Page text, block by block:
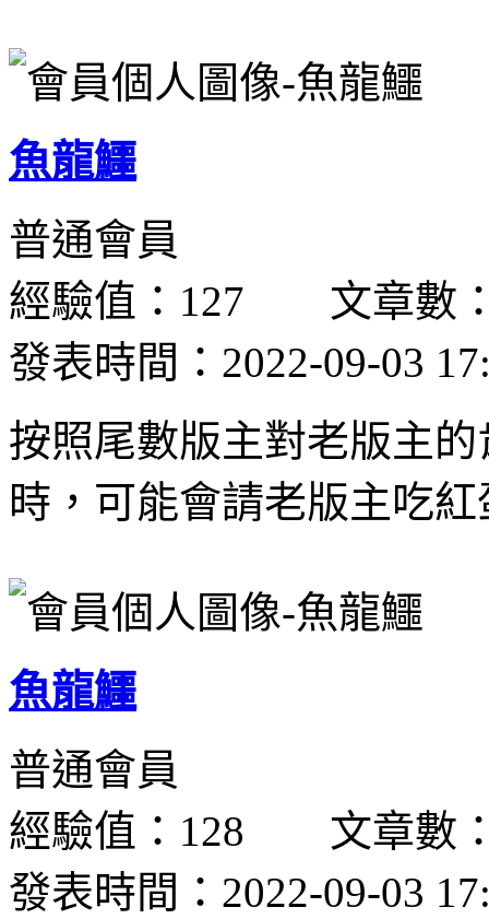
魚龍鱷
普通會員
經驗值：127 文章數
發表時間：2022-09-03
按照尾數版主對老版主
時，可能會請老版主吃紅
魚龍鱷
普通會員
經驗值：128 文章數
發表時間：2022-09-03